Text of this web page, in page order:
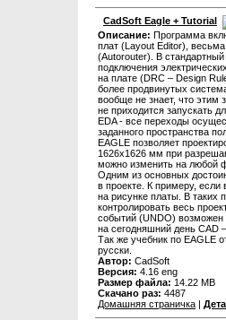
CadSoft Eagle + Tutorial
Описание: Программа
плат (Layout Editor),
(Autorouter). В
подключения
на плате (DRC – Design
более продвинутых
вообще не знает, что этим
не приходится запускать
EDA - все переходы
заданного пространства
EAGLE позволяет
1626х1626 мм при
можно изменить на любой
Одним из основных
в проекте. К примеру, если
на рисунке платы. В таких
контролировать весь
событий (UNDO) возможен
на сегодняшний день CAD
Так же учебник по EAGLE
русски.
Автор: CadSoft
Версия: 4.16 eng
Размер файла: 14.22 MB
Скачано раз: 4487
Домашняя страничка |